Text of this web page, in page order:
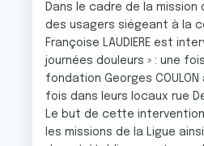
Dans le cadre de la
des usagers siégeant à la
Françoise LAUDIERE est
journées douleurs » : une
fondation Georges
fois dans leurs locaux rue
Le but de cette
les missions de la Ligue